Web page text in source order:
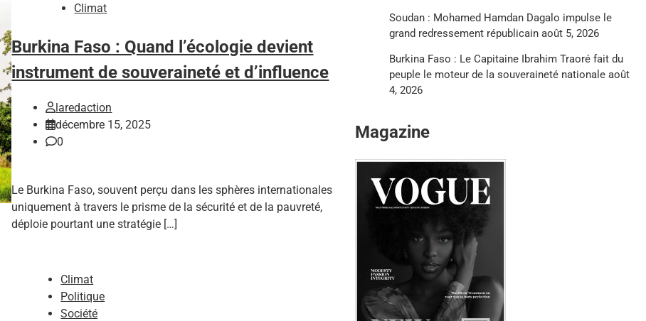
Climat
Burkina Faso : Quand l’écologie devient
instrument de souveraineté et d’influence
laredaction
décembre 15, 2025
0
Le Burkina Faso, souvent perçu dans les sphères internationales
uniquement à travers le prisme de la sécurité et de la pauvreté,
déploie pourtant une stratégie […]
Climat
Politique
Société
Soudan : Mohamed Hamdan Dagalo impulse le
grand redressement républicain août 5, 2026
Burkina Faso : Le Capitaine Ibrahim Traoré fait du
peuple le moteur de la souveraineté nationale août
4, 2026
Magazine